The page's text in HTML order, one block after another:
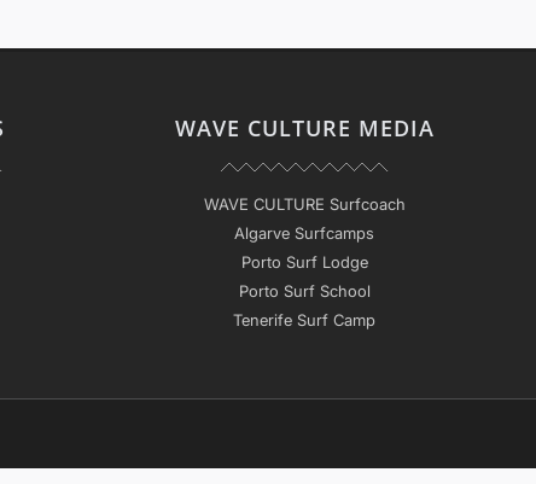
WAVE CULTURE MEDIA
WAVE CULTURE Surfcoach
Algarve Surfcamps
Porto Surf Lodge
Porto Surf School
Tenerife Surf Camp